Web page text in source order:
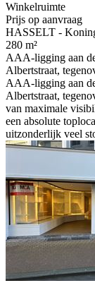
Winkelruimte
Prijs op aanvraag
HASSELT -
280 m²
AAA-ligging aan
Albertstraat,
AAA-ligging aan
Albertstraat,
van maximale
een absolute
uitzonderlijk veel